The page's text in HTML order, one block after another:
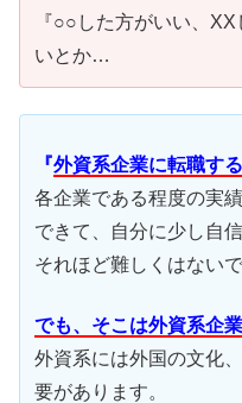
『○○した方がいい、
いとか…
『外資系企業に転職す
各企業である程度の実
できて、自分に少し自
それほど難しくはないで
でも、そこは外資系企業
外資系には外国の文化
要があります。